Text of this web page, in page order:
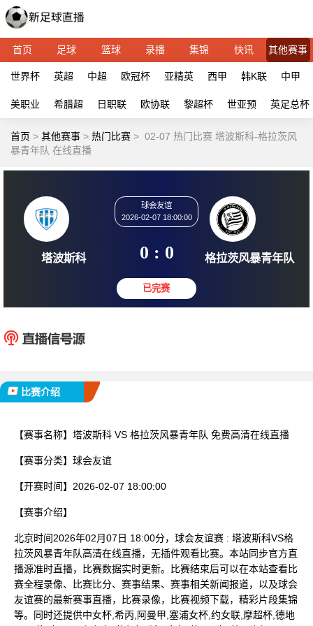
首页 足球 篮球 录播 集锦 快讯 其他赛事
世界杯 英超 中超 欧冠杯 亚精英 西甲 韩K联 中甲
美职业 希腊超 日职联 欧协联 黎超杯 世亚预 英足总杯
首页 > 其他赛事 > 热门比赛 > 02-07 热门比赛 塔波斯科-格拉茨风
暴青年队 在线直播
球会友谊
2026-02-07 18:00:00
0 : 0
比赛介绍
【赛事名称】 塔波斯科 VS 格拉茨风暴青年队 免费高清在线直播
【赛事分类】 球会友谊
【开赛时间】 2026-02-07 18:00:00
【赛事介绍】
北京时间2026年02月07日 18:00分，球会友谊赛 : 塔波斯科VS格
拉茨风暴青年队高清在线直播，无插件观看比赛。本站同步官方直
播源准时直播，比赛数据实时更新。比赛结束后可以在本站查看比
赛全程录像、比赛比分、赛事结果、赛事相关新闻报道，以及球会
友谊赛的最新赛事直播，比赛录像，比赛视频下载，精彩片段集锦
等。同时还提供中女杯,希丙,阿曼甲,塞浦女杯,约女联,摩超杯,德地